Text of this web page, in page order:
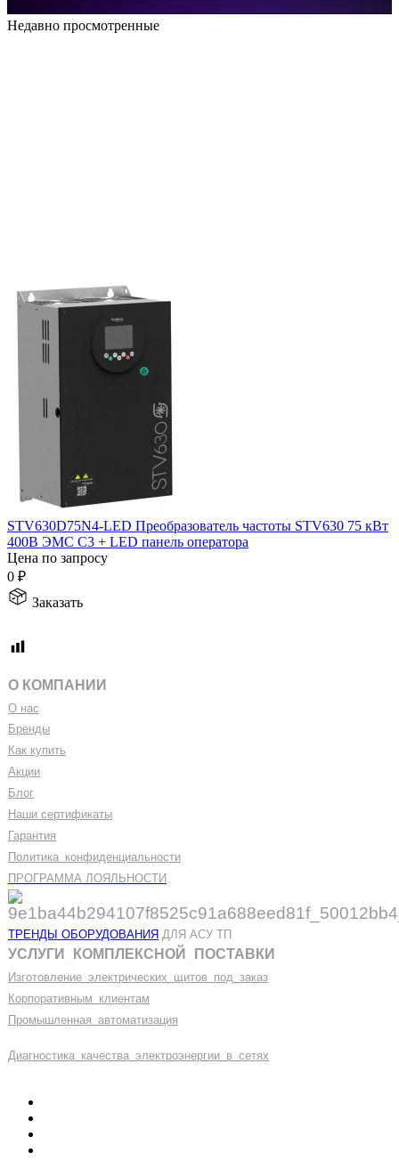
Недавно просмотренные
STV630D75N4-LED Преобразователь частоты STV630 75 кВт
400В ЭМС С3 + LED панель оператора
Цена по запросу
0 ₽
Заказать
О КОМПАНИИ
О нас
Бренды
Как купить
Акции
Блог
Наши сертификаты
Гарантия
Политика конфиденциальности
ПРОГРАММА ЛОЯЛЬНОСТИ
ТРЕНДЫ ОБОРУДОВАНИЯ ДЛЯ АСУ ТП
УСЛУГИ КОМПЛЕКСНОЙ ПОСТАВКИ
Изготовление электрических щитов под заказ
Корпоративным клиентам
Промышленная автоматизация
Диагностика качества электроэнергии в сетях